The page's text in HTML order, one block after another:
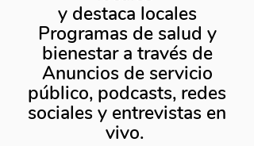
y destaca locales
Programas de salud y
bienestar a través de
Anuncios de servicio
público, podcasts, redes
sociales y entrevistas en
vivo.